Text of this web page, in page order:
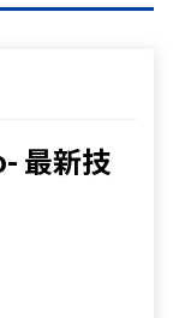
最新技